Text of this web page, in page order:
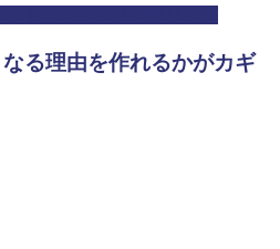
る理由を作れるかがカギ